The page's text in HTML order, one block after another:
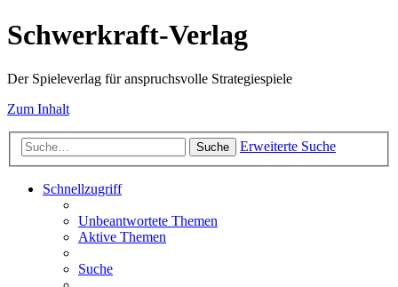
Schwerkraft-Verlag
Der Spieleverlag für anspruchsvolle Strategiespiele
Zum Inhalt
Suche Erweiterte Suche
Schnellzugriff
Unbeantwortete Themen
Aktive Themen
Suche